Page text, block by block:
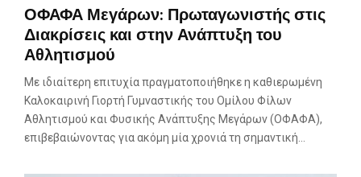
ΟΦΑΦΑ Μεγάρων: Πρωταγωνιστής στις
Διακρίσεις και στην Ανάπτυξη του
Αθλητισμού
Με ιδιαίτερη επιτυχία πραγματοποιήθηκε η καθιερωμένη
Καλοκαιρινή Γιορτή Γυμναστικής του Ομίλου Φίλων
Αθλητισμού και Φυσικής Ανάπτυξης Μεγάρων (ΟΦΑΦΑ),
επιβεβαιώνοντας για ακόμη μία χρονιά τη σημαντική...